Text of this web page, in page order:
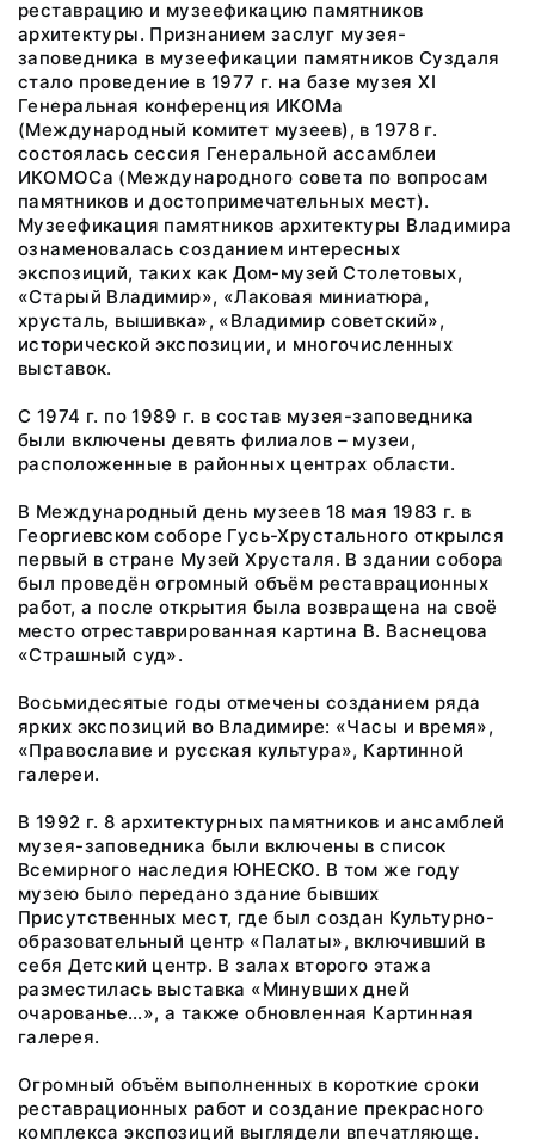
реставрацию и музеефикацию памятников
архитектуры. Признанием заслуг музея-
заповедника в музеефикации памятников Суздаля
стало проведение в 1977 г. на базе музея XI
Генеральная конференция ИКОМа
(Международный комитет музеев), в 1978 г.
состоялась сессия Генеральной ассамблеи
ИКОМОСа (Международного совета по вопросам
памятников и достопримечательных мест).
Музеефикация памятников архитектуры Владимира
ознаменовалась созданием интересных
экспозиций, таких как Дом-музей Столетовых,
«Старый Владимир», «Лаковая миниатюра,
хрусталь, вышивка», «Владимир советский»,
исторической экспозиции, и многочисленных
выставок.
С 1974 г. по 1989 г. в состав музея-заповедника
были включены девять филиалов – музеи,
расположенные в районных центрах области.
В Международный день музеев 18 мая 1983 г. в
Георгиевском соборе Гусь-Хрустального открылся
первый в стране Музей Хрусталя. В здании собора
был проведён огромный объём реставрационных
работ, а после открытия была возвращена на своё
место отреставрированная картина В. Васнецова
«Страшный суд».
Восьмидесятые годы отмечены созданием ряда
ярких экспозиций во Владимире: «Часы и время»,
«Православие и русская культура», Картинной
галереи.
В 1992 г. 8 архитектурных памятников и ансамблей
музея-заповедника были включены в список
Всемирного наследия ЮНЕСКО. В том же году
музею было передано здание бывших
Присутственных мест, где был создан Культурно-
образовательный центр «Палаты», включивший в
себя Детский центр. В залах второго этажа
разместилась выставка «Минувших дней
очарованье…», а также обновленная Картинная
галерея.
Огромный объём выполненных в короткие сроки
реставрационных работ и создание прекрасного
комплекса экспозиций выглядели впечатляюще.